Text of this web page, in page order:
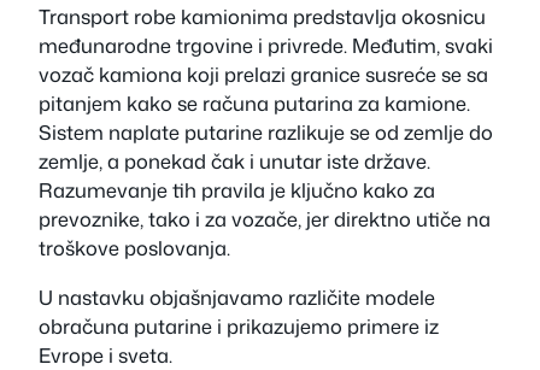
Transport robe kamionima predstavlja okosnicu
međunarodne trgovine i privrede. Međutim, svaki
vozač kamiona koji prelazi granice susreće se sa
pitanjem kako se računa putarina za kamione.
Sistem naplate putarine razlikuje se od zemlje do
zemlje, a ponekad čak i unutar iste države.
Razumevanje tih pravila je ključno kako za
prevoznike, tako i za vozače, jer direktno utiče na
troškove poslovanja.
U nastavku objašnjavamo različite modele
obračuna putarine i prikazujemo primere iz
Evrope i sveta.